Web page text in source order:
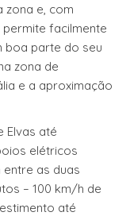
zona e, com
facilmente
boa parte do seu
zona de
e a aproximação
Elvas até
elétricos
as duas
– 100 km/h de
até